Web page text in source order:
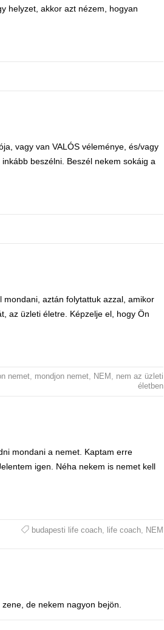
helyzet, akkor azt nézem, hogyan
vagy van VALÓS véleménye, és/vagy
beszélni. Beszél nekem sokáig a
aztán folytattuk azzal, amikor
az üzleti életre. Képzelje el, hogy Ön
nemet, mondjon nemet, NEM , nem az üzleti
életben
mondani a nemet. Kaptam erre
igen. Néha nekem is nemet kell
budapesti life coach, life coach, NEM
de nekem nagyon bejön.